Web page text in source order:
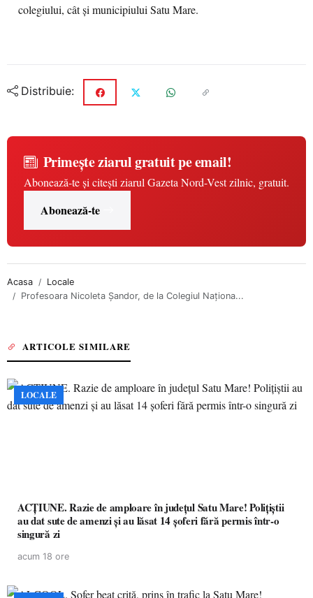
colegiului, cât și municipiului Satu Mare.
Distribuie:
Primește ziarul gratuit pe email!
Abonează-te și citești ziarul Gazeta Nord-Vest zilnic, gratuit.
Abonează-te
Acasa
Locale
Profesoara Nicoleta Șandor, de la Colegiul Naționa...
ARTICOLE SIMILARE
LOCALE
ACȚIUNE. Razie de amploare în județul Satu Mare! Polițiștii
au dat sute de amenzi și au lăsat 14 șoferi fără permis într-o
singură zi
acum 18 ore